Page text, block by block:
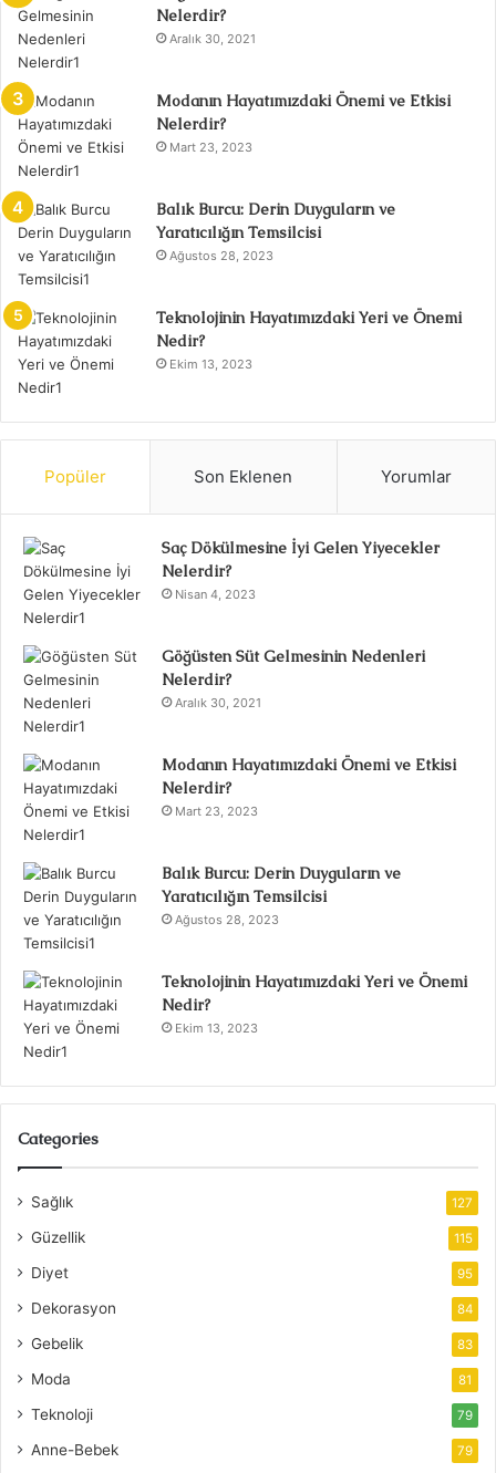
Nelerdir?
Aralık 30, 2021
Modanın Hayatımızdaki Önemi ve Etkisi
Nelerdir?
Mart 23, 2023
Balık Burcu: Derin Duyguların ve
Yaratıcılığın Temsilcisi
Ağustos 28, 2023
Teknolojinin Hayatımızdaki Yeri ve Önemi
Nedir?
Ekim 13, 2023
Popüler Son Eklenen Yorumlar
Saç Dökülmesine İyi Gelen Yiyecekler
Nelerdir?
Nisan 4, 2023
Göğüsten Süt Gelmesinin Nedenleri
Nelerdir?
Aralık 30, 2021
Modanın Hayatımızdaki Önemi ve Etkisi
Nelerdir?
Mart 23, 2023
Balık Burcu: Derin Duyguların ve
Yaratıcılığın Temsilcisi
Ağustos 28, 2023
Teknolojinin Hayatımızdaki Yeri ve Önemi
Nedir?
Ekim 13, 2023
Categories
Sağlık 127
Güzellik 115
Diyet 95
Dekorasyon 84
Gebelik 83
Moda 81
Teknoloji 79
Anne-Bebek 79